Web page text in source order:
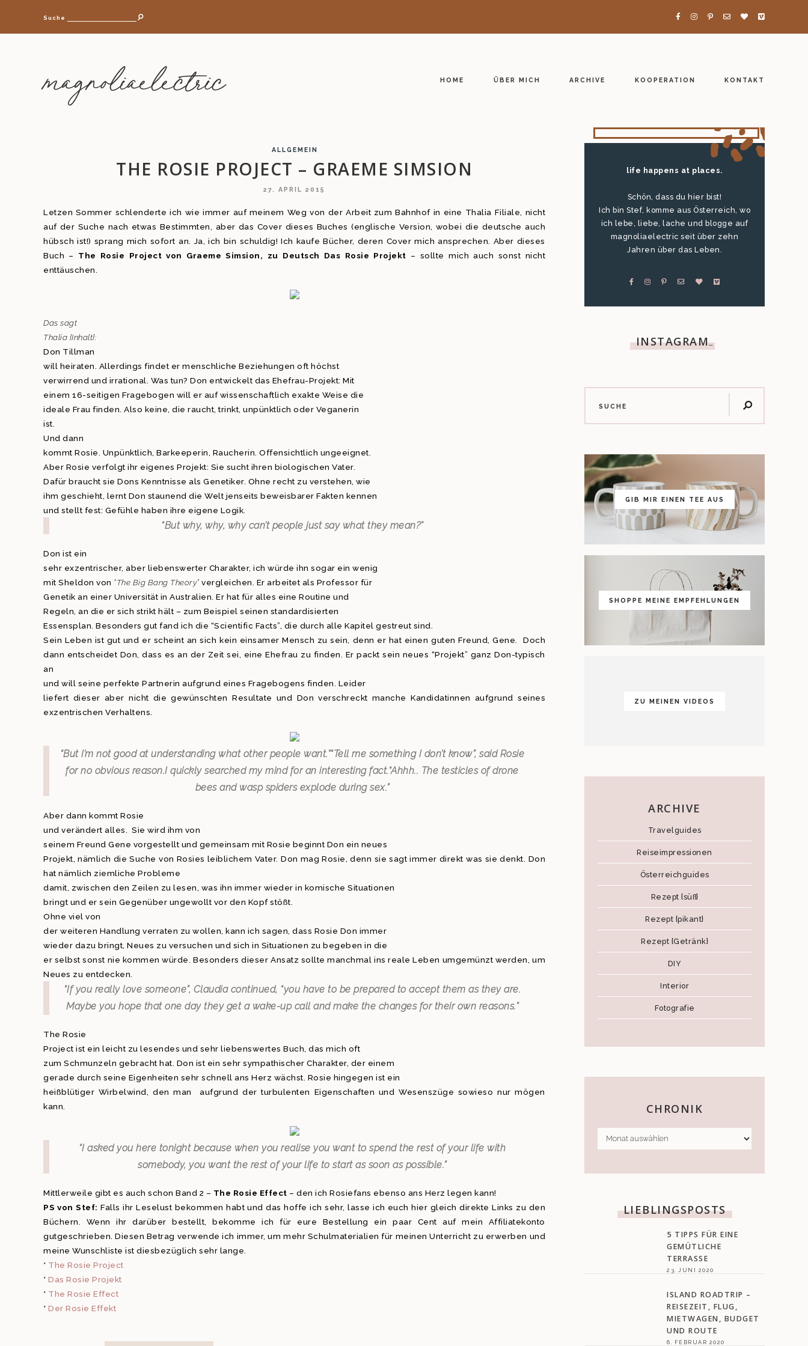
Suche
magnoliaelectric HOME ÜBER MICH ARCHIVE KOOPERATION KONTAKT
ALLGEMEIN
THE ROSIE PROJECT – GRAEME SIMSION
27. APRIL 2015
Letzen Sommer schlenderte ich wie immer auf meinem Weg von der Arbeit zum Bahnhof in eine Thalia Filiale, nicht
auf der Suche nach etwas Bestimmten, aber das Cover dieses Buches (englische Version, wobei die deutsche auch
hübsch ist!) sprang mich sofort an. Ja, ich bin schuldig! Ich kaufe Bücher, deren Cover mich ansprechen. Aber dieses
Buch – The Rosie Project von Graeme Simsion, zu Deutsch Das Rosie Projekt – sollte mich auch sonst nicht
enttäuschen.
Das sagt
Thalia {Inhalt}:
Don Tillman
will heiraten. Allerdings findet er menschliche Beziehungen oft höchst
verwirrend und irrational. Was tun? Don entwickelt das Ehefrau-Projekt: Mit
einem 16-seitigen Fragebogen will er auf wissenschaftlich exakte Weise die
ideale Frau finden. Also keine, die raucht, trinkt, unpünktlich oder Veganerin
ist.
Und dann
kommt Rosie. Unpünktlich, Barkeeperin, Raucherin. Offensichtlich ungeeignet.
Aber Rosie verfolgt ihr eigenes Projekt: Sie sucht ihren biologischen Vater.
Dafür braucht sie Dons Kenntnisse als Genetiker. Ohne recht zu verstehen, wie
ihm geschieht, lernt Don staunend die Welt jenseits beweisbarer Fakten kennen
und stellt fest: Gefühle haben ihre eigene Logik.
“But why, why, why can’t people just say what they mean?”
Don ist ein
sehr exzentrischer, aber liebenswerter Charakter, ich würde ihn sogar ein wenig
mit Sheldon von “The Big Bang Theory” vergleichen. Er arbeitet als Professor für
Genetik an einer Universität in Australien. Er hat für alles eine Routine und
Regeln, an die er sich strikt hält – zum Beispiel seinen standardisierten
Essensplan. Besonders gut fand ich die “Scientific Facts”, die durch alle Kapitel gestreut sind.
Sein Leben ist gut und er scheint an sich kein einsamer Mensch zu sein, denn er hat einen guten Freund, Gene. Doch
dann entscheidet Don, dass es an der Zeit sei, eine Ehefrau zu finden. Er packt sein neues “Projekt” ganz Don-typisch
an
und will seine perfekte Partnerin aufgrund eines Fragebogens finden. Leider
liefert dieser aber nicht die gewünschten Resultate und Don verschreckt manche Kandidatinnen aufgrund seines
exzentrischen Verhaltens.
“But I’m not good at understanding what other people want.”“Tell me something I don’t know”, said Rosie
for no obvious reason.I quickly searched my mind for an interesting fact.“Ahhh.. The testicles of drone
bees and wasp spiders explode during sex.”
Aber dann kommt Rosie
und verändert alles. Sie wird ihm von
seinem Freund Gene vorgestellt und gemeinsam mit Rosie beginnt Don ein neues
Projekt, nämlich die Suche von Rosies leiblichem Vater. Don mag Rosie, denn sie sagt immer direkt was sie denkt. Don
hat nämlich ziemliche Probleme
damit, zwischen den Zeilen zu lesen, was ihn immer wieder in komische Situationen
bringt und er sein Gegenüber ungewollt vor den Kopf stößt.
Ohne viel von
der weiteren Handlung verraten zu wollen, kann ich sagen, dass Rosie Don immer
wieder dazu bringt, Neues zu versuchen und sich in Situationen zu begeben in die
er selbst sonst nie kommen würde. Besonders dieser Ansatz sollte manchmal ins reale Leben umgemünzt werden, um
Neues zu entdecken.
“If you really love someone”, Claudia continued, “you have to be prepared to accept them as they are.
Maybe you hope that one day they get a wake-up call and make the changes for their own reasons.”
The Rosie
Project ist ein leicht zu lesendes und sehr liebenswertes Buch, das mich oft
zum Schmunzeln gebracht hat. Don ist ein sehr sympathischer Charakter, der einem
gerade durch seine Eigenheiten sehr schnell ans Herz wächst. Rosie hingegen ist ein
heißblütiger Wirbelwind, den man aufgrund der turbulenten Eigenschaften und Wesenszüge sowieso nur mögen
kann.
“I asked you here tonight because when you realise you want to spend the rest of your life with
somebody, you want the rest of your life to start as soon as possible.”
Mittlerweile gibt es auch schon Band 2 – The Rosie Effect – den ich Rosiefans ebenso ans Herz legen kann!
PS von Stef: Falls ihr Leselust bekommen habt und das hoffe ich sehr, lasse ich euch hier gleich direkte Links zu den
Büchern. Wenn ihr darüber bestellt, bekomme ich für eure Bestellung ein paar Cent auf mein Affiliatekonto
gutgeschrieben. Diesen Betrag verwende ich immer, um mehr Schulmaterialien für meinen Unterricht zu erwerben und
meine Wunschliste ist diesbezüglich sehr lange.
* The Rosie Project
* Das Rosie Projekt
* The Rosie Effect
* Der Rosie Effekt
life happens at places.
Schön, dass du hier bist!
Ich bin Stef, komme aus Österreich, wo
ich lebe, liebe, lache und blogge auf
magnoliaelectric seit über zehn
Jahren über das Leben.
INSTAGRAM…
GIB MIR EINEN TEE AUS
SHOPPE MEINE EMPFEHLUNGEN
ZU MEINEN VIDEOS
ARCHIVE
Travelguides
Reiseimpressionen
Österreichguides
Rezept {süß}
Rezept {pikant}
Rezept {Getränk}
DIY
Interior
Fotografie
CHRONIK
CHRONIK
LIEBLINGSPOSTS
5 TIPPS FÜR EINE
GEMÜTLICHE
TERRASSE
23. JUNI 2020
ISLAND ROADTRIP –
REISEZEIT, FLUG,
MIETWAGEN, BUDGET
UND ROUTE
6. FEBRUAR 2020